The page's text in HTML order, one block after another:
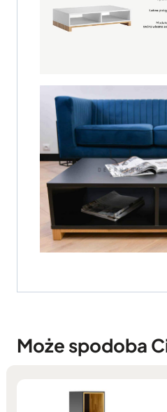
Może spodoba